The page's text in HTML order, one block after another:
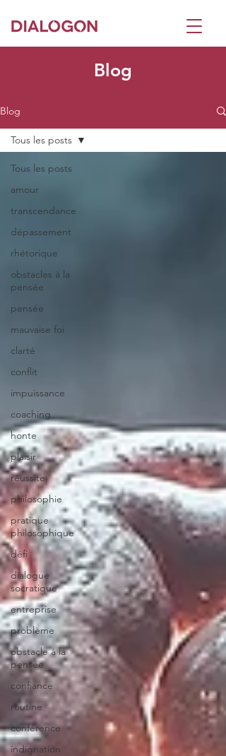
Blog
Blog
Tous les posts
amour
transcendance
dépassement
rhétorique
obstacles à la
pensée
pensée
mauvaise foi
clarté
conflit
impuissance
coaching
honte
plaisir
réussite
philosophie
pratique
philosophique
défi
dialogue
socratique
entreprise
problème
obstacle à la
pensée
confiance
routine
conférence
indignation
Tous les posts